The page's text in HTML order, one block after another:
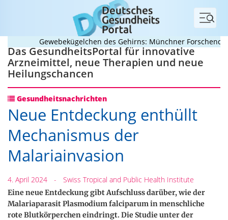
Menü
Gewebekügelchen des Gehirns: Münchner Forschende
Das GesundheitsPortal für innovative
Arzneimittel, neue Therapien und neue
Heilungschancen
Gesundheitsnachrichten
Neue Entdeckung enthüllt
Mechanismus der
Malariainvasion
4. April 2024 - Swiss Tropical and Public Health Institute
Eine neue Entdeckung gibt Aufschluss darüber, wie der
Malariaparasit Plasmodium falciparum in menschliche
rote Blutkörperchen eindringt. Die Studie unter der